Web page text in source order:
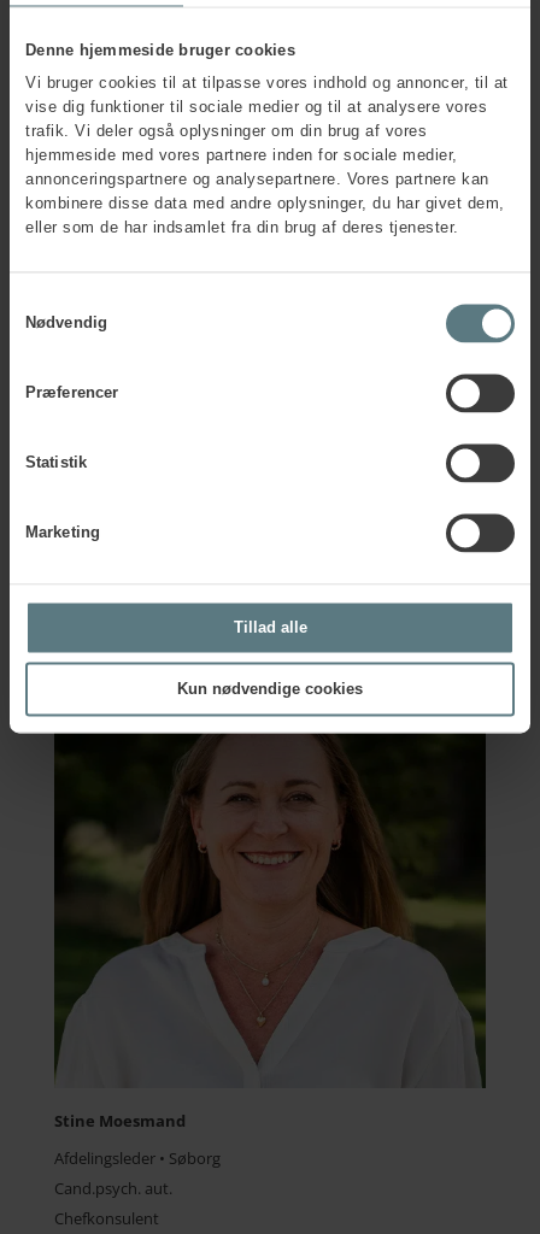
Denne hjemmeside bruger cookies
Vi bruger cookies til at tilpasse vores indhold og annoncer, til at
vise dig funktioner til sociale medier og til at analysere vores
trafik. Vi deler også oplysninger om din brug af vores
hjemmeside med vores partnere inden for sociale medier,
annonceringspartnere og analysepartnere. Vores partnere kan
kombinere disse data med andre oplysninger, du har givet dem,
eller som de har indsamlet fra din brug af deres tjenester.
Nødvendig
Præferencer
Statistik
Marketing
Tillad alle
Kun nødvendige cookies
Stine Moesmand
Afdelingsleder • Søborg
Cand.psych. aut.
Chefkonsulent
Afdelingsleder • Aarhus
mere om, hvordan vi kan hjælpe din virksomhed.